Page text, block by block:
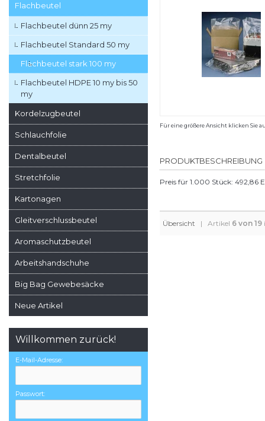
Flachbeutel
Flachbeutel dünn 25 my
Flachbeutel Standard 50 my
Flachbeutel stark 100 my
Flachbeutel HDPE 10 my bis 50
my
Kordelzugbeutel
Schlauchfolie
Dentalbeutel
Stretchfolie
Kartonagen
Gleitverschlussbeutel
Aromaschutzbeutel
Arbeitshandschuhe
Big Bag Gewebesäcke
Neue Artikel
Willkommen zurück!
E-Mail-Adresse:
Passwort:
Für eine größere Ansicht klicken Sie
PRODUKTBESCHREIBUNG
Preis für 1.000 Stück: 492,86
Übersicht | Artikel 6 von 19